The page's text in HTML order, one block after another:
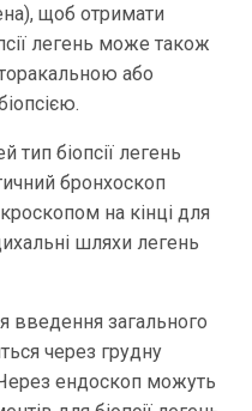
щоб отримати
легень може також
або
тип біопсії легень
бронхоскоп
на кінці для
шляхи легень
введення загального
через грудну
ендоскоп можуть